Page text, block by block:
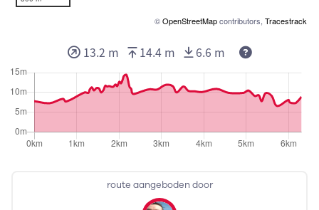
©OpenStreetMapcontributors, Tracestrack
route aangeboden door
13.2 m 14.4 m 6.6 m